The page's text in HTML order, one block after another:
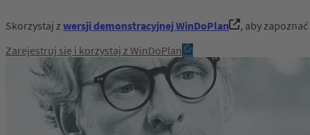
Skorzystaj z wersji demonstracyjnej WinDoPlan
, aby
Zarejestruj się i korzystaj z WinDoPlan